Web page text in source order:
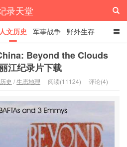
录天堂
人文历史 军事战争 野外生存
Beyond the Clouds
江纪录片下载
史 /生态地理 阅读(11124) 评论(4)